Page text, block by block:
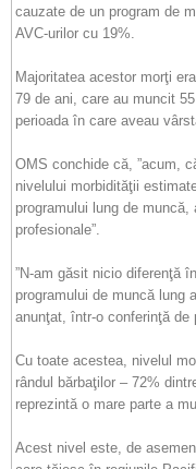
cauzate de un program de
AVC-urilor cu 19%.
Majoritatea acestor morţi
79 de ani, care au muncit
perioada în care aveau
OMS conchide că, ”acum,
nivelului morbidităţii
programului lung de
profesionale”.
”N-am găsit nicio diferenţă
programului de muncă lung
anunţat, într-o conferinţă de
Cu toate acestea, nivelul
rândul bărbaţilor – 72%
reprezintă o mare parte a
Acest nivel este, de